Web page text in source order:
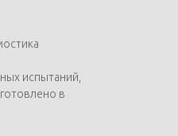
испытаний,
в